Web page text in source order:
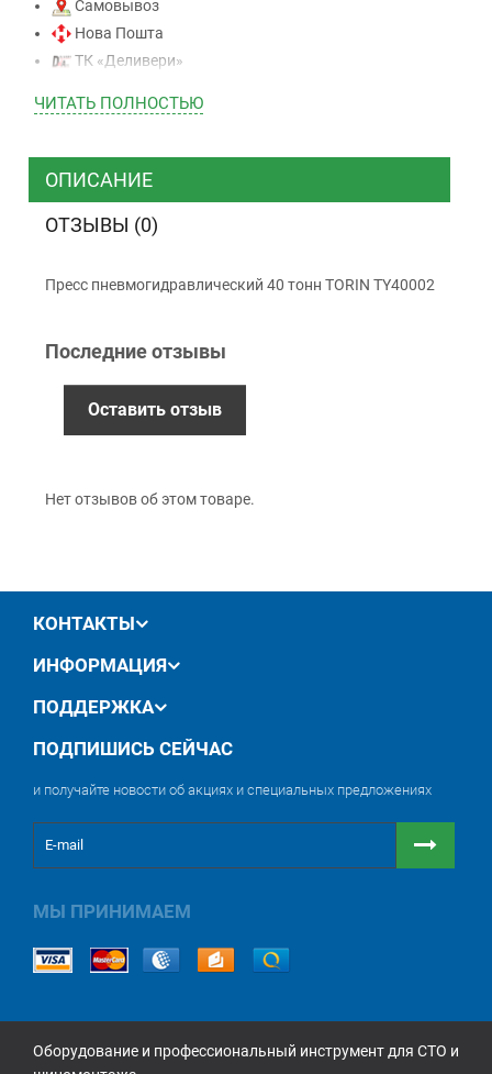
Самовывоз
Нова Пошта
ТК «Деливери»
ТК “Justin”
ТК ”УкрПочта”
Наличными
Оплата картой Visa, Mastercard - LiqPay
Безналичный расчет (с НДС)
ЧИТАТЬ ПОЛНОСТЬЮ
ОПИСАНИЕ
ОТЗЫВЫ (0)
Пресс пневмогидравлический 40 тонн TORIN TY40002
Последние отзывы
Оставить отзыв
Нет отзывов об этом товаре.
КОНТАКТЫ
ИНФОРМАЦИЯ
ПОДДЕРЖКА
ПОДПИШИСЬ СЕЙЧАС
и получайте новости об акциях и специальных предложениях
МЫ ПРИНИМАЕМ
Оборудование и профессиональный инструмент для СТО и